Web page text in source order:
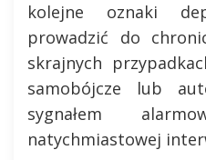
kolejne oznaki
prowadzić do
skrajnych
samobójcze lub
sygnałem
natychmiastowej